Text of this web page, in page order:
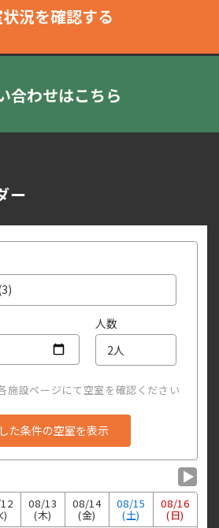
況を確認する
合わせはこちら
ー
人数
施設ページにて空室を確認ください
▼
12
)
08/13
(木)
08/14
(金)
08/15
(土)
08/16
(日)